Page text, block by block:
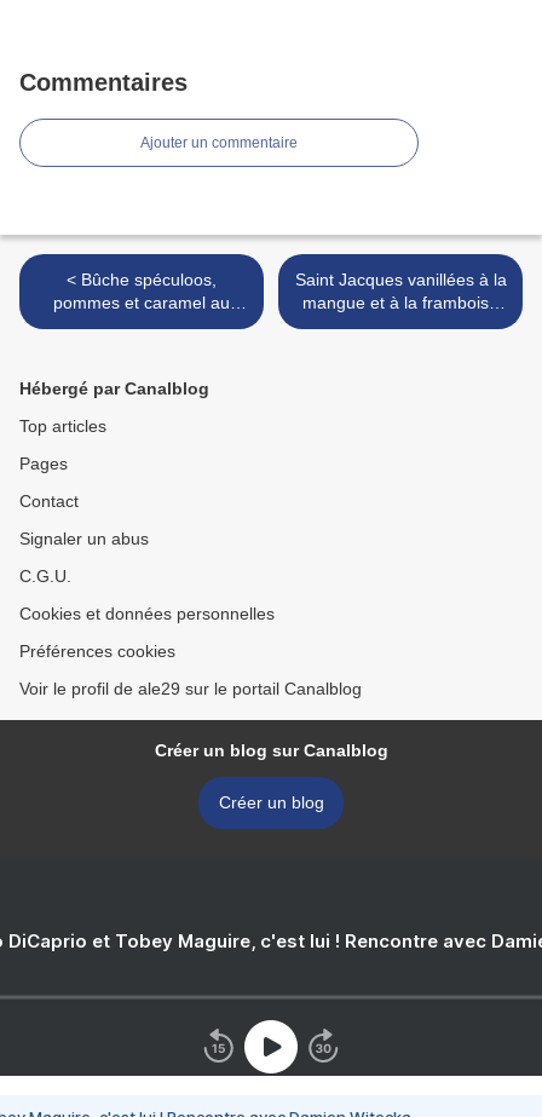
Commentaires
Ajouter un commentaire
< Bûche spéculoos,
pommes et caramel au
beurre salé
Saint Jacques vanillées à la
mangue et à la framboise
{comme un desset} >
Hébergé par Canalblog
Top articles
Pages
Contact
Signaler un abus
C.G.U.
Cookies et données personnelles
Préférences cookies
Voir le profil de ale29 sur le portail Canalblog
Créer un blog sur Canalblog
Créer un blog
DiCaprio et Tobey Maguire, c'est lui ! Rencontre avec